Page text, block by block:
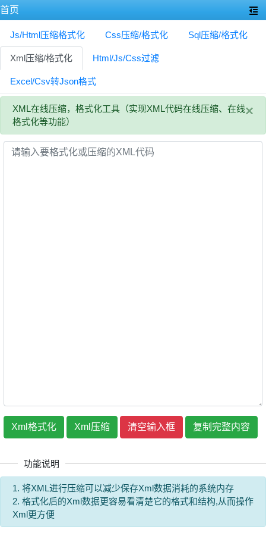
首页
Js/Html压缩格式化 Css压缩/格式化 Sql压缩/格式化
Xml压缩/格式化 Html/Js/Css过滤
Excel/Csv转Json格式
×
XML在线压缩，格式化工具（实现XML代码在线压缩、在线
格式化等功能）
复制完整内容
功能说明
1. 将XML进行压缩可以减少保存Xml数据消耗的系统内存
2. 格式化后的Xml数据更容易看清楚它的格式和结构,从而操作
Xml更方便